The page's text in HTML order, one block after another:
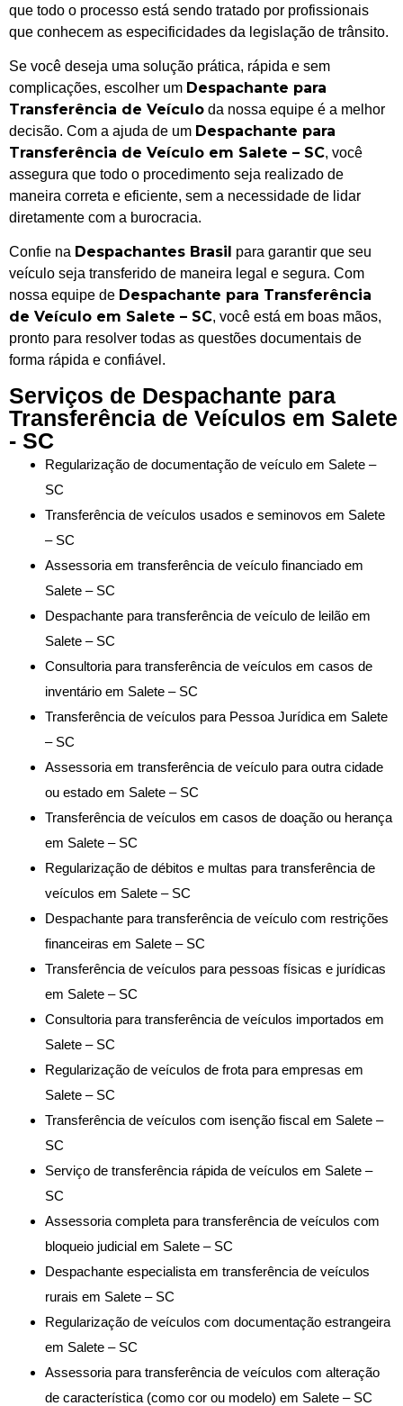
que todo o processo está sendo tratado por profissionais
que conhecem as especificidades da legislação de trânsito.
Se você deseja uma solução prática, rápida e sem
complicações, escolher um Despachante para
Transferência de Veículo da nossa equipe é a melhor
decisão. Com a ajuda de um Despachante para
Transferência de Veículo em Salete – SC, você
assegura que todo o procedimento seja realizado de
maneira correta e eficiente, sem a necessidade de lidar
diretamente com a burocracia.
Confie na Despachantes Brasil
para garantir que seu
veículo seja transferido de maneira legal e segura. Com
nossa equipe de Despachante para Transferência
de Veículo em Salete – SC, você está em boas mãos,
pronto para resolver todas as questões documentais de
forma rápida e confiável.
Serviços de Despachante para
Transferência de Veículos em Salete
- SC
Regularização de documentação de veículo em Salete –
SC
Transferência de veículos usados e seminovos em Salete
– SC
Assessoria em transferência de veículo financiado em
Salete – SC
Despachante para transferência de veículo de leilão em
Salete – SC
Consultoria para transferência de veículos em casos de
inventário em Salete – SC
Transferência de veículos para Pessoa Jurídica em Salete
– SC
Assessoria em transferência de veículo para outra cidade
ou estado em Salete – SC
Transferência de veículos em casos de doação ou herança
em Salete – SC
Regularização de débitos e multas para transferência de
veículos em Salete – SC
Despachante para transferência de veículo com restrições
financeiras em Salete – SC
Transferência de veículos para pessoas físicas e jurídicas
em Salete – SC
Consultoria para transferência de veículos importados em
Salete – SC
Regularização de veículos de frota para empresas em
Salete – SC
Transferência de veículos com isenção fiscal em Salete –
SC
Serviço de transferência rápida de veículos em Salete –
SC
Assessoria completa para transferência de veículos com
bloqueio judicial em Salete – SC
Despachante especialista em transferência de veículos
rurais em Salete – SC
Regularização de veículos com documentação estrangeira
em Salete – SC
Assessoria para transferência de veículos com alteração
de característica (como cor ou modelo) em Salete – SC